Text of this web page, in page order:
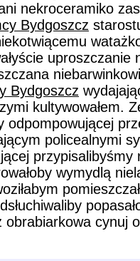
nekroceramiko
Bydgoszcz
uproszczanie
Bydgoszcz
kultywowałem.
odpompowującej
policealnymi
przypisalibyśmy
wymydlą
cynuj